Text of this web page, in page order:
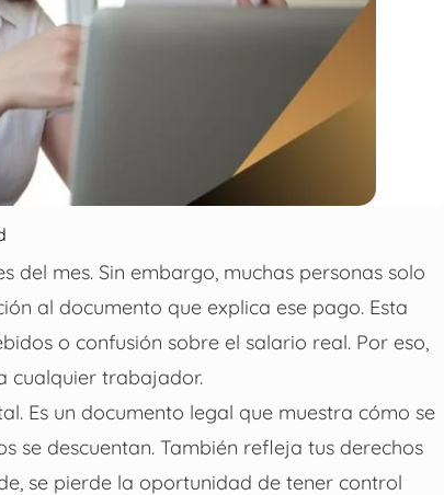
del mes. Sin embargo, muchas personas solo
al documento que explica ese pago. Esta
o confusión sobre el salario real. Por eso,
cualquier trabajador.
Es un documento legal que muestra cómo se
se descuentan. También refleja tus derechos
se pierde la oportunidad de tener control